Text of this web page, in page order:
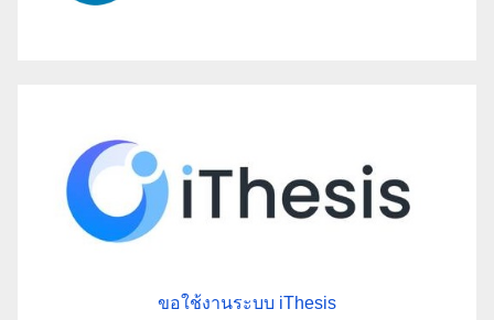
ขอใช้งานระบบ iThesis